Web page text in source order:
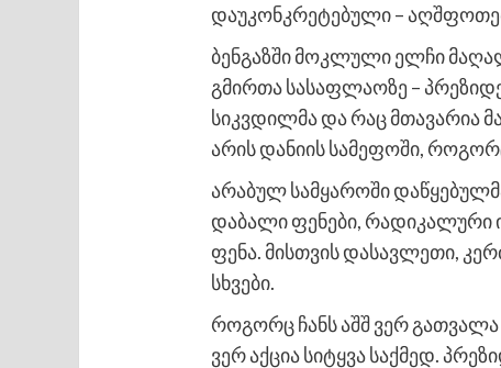
დაუკონკრეტებული –
ბენგაზში მოკლული ელჩი
გმირთა სასაფლაოზე –
სიკვდილმა და რაც მთავარია
არის დანიის სამეფოში,
არაბულ სამყაროში
დაბალი ფენები, რადიკალური
ფენა. მისთვის დასავლეთი,
სხვები.
როგორც ჩანს აშშ ვერ
ვერ აქცია სიტყვა საქმედ.